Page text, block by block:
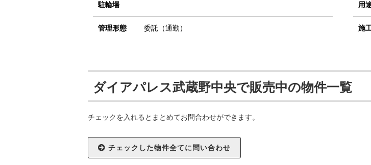
駐輪場
管理形態 委託（通勤）
用
施
ダイアパレス武蔵野中央で販売中の物件一覧
チェックを入れるとまとめてお問合わせができます。